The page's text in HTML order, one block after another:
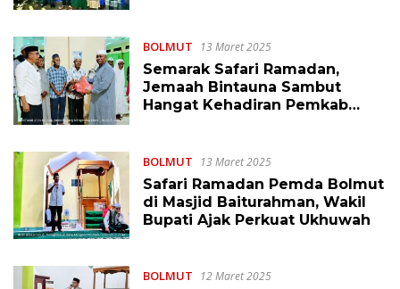
BOLMUT 13 Maret 2025
Semarak Safari Ramadan,
Jemaah Bintauna Sambut
Hangat Kehadiran Pemkab
BOLMUT 13 Maret 2025
Safari Ramadan Pemda Bolmut
di Masjid Baiturahman, Wakil
Bupati Ajak Perkuat Ukhuwah
BOLMUT 12 Maret 2025